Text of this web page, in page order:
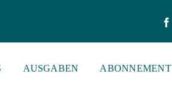
AUSGABEN ABONNEMENT